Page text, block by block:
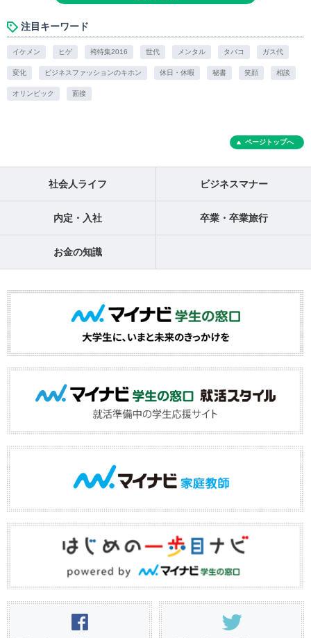
注目キーワード
イケメン ヒゲ 袴特集2016 世代 メンタル タバコ ガス代
変化 ビジネスファッションのキホン 休日・休暇 秘書 笑顔 相談
オリンピック 面接
ページトップへ
社会人ライフ ビジネスマナー
内定・入社 卒業・卒業旅行
お金の知識